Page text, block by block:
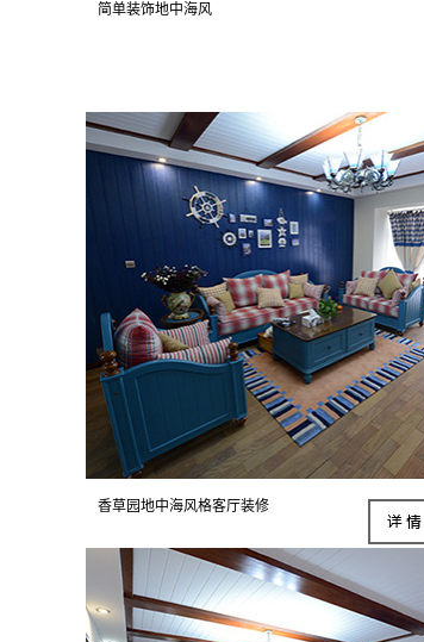
简单装饰地中海风
香草园地中海风格客厅装修